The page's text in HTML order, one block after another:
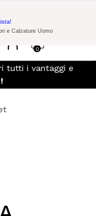
con codice:
0
e Calzature Uomo
tutti i vantaggi e